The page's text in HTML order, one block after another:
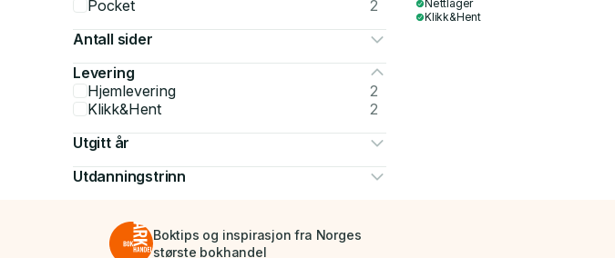
Pocket
2
Antall sider
Levering
Hjemlevering
2
Klikk&Hent
2
Utgitt år
Utdanningstrinn
Nettlager
Klikk&Hent
Boktips og inspirasjon fra Norges
største bokhandel